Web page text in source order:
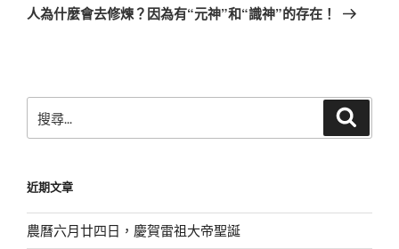
章
一
人為什麼會去修煉？因為有“元神”和“識神”的存在！
尋
字:
近期文章
農曆六月廿四日，慶賀雷祖大帝聖誕